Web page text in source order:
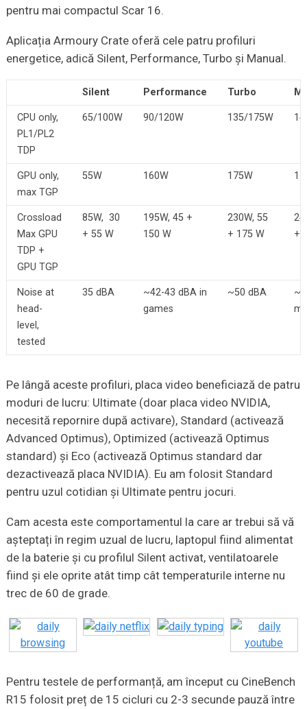
pentru mai compactul Scar 16.
Aplicația Armoury Crate oferă cele patru profiluri
energetice, adică Silent, Performance, Turbo și Manual.
Silent Performance Turbo
CPU only,
PL1/PL2
TDP
65/100W 90/120W 135/175W
GPU only,
max TGP
55W 160W 175W
Crossload
Max GPU
TDP +
GPU TGP
85W, 30
+ 55 W
195W, 45 +
150 W
230W, 55
+ 175 W
+
Noise at
head-
level,
tested
35 dBA
~42-43 dBA in
games
~50 dBA
Pe lângă aceste profiluri, placa video beneficiază de patru
moduri de lucru: Ultimate (doar placa video NVIDIA,
necesită repornire după activare), Standard (activează
Advanced Optimus), Optimized (activează Optimus
standard) și Eco (activează Optimus standard dar
dezactivează placa NVIDIA). Eu am folosit Standard
pentru uzul cotidian și Ultimate pentru jocuri.
Cam acesta este comportamentul la care ar trebui să vă
așteptați în regim uzual de lucru, laptopul fiind alimentat
de la baterie și cu profilul Silent activat, ventilatoarele
fiind și ele oprite atât timp cât temperaturile interne nu
trec de 60 de grade.
Pentru testele de performanță, am început cu CineBench
R15 folosit preț de 15 cicluri cu 2-3 secunde pauză între